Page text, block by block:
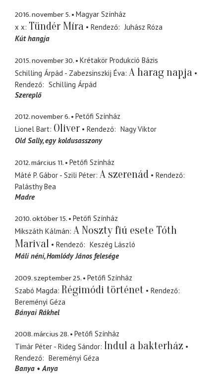
2016. november 5.
Magyar Színház
x x Tündér Míra Rendező
Juhász Róza
Kút hangja
2015. november 30.
Krétakör Produkció Bázis
Schilling Árpád - Zabezsinszkij Éva A harag napja
Rendező
Schilling Árpád
Szereplő
2012. november 6.
Petőfi Színház
Lionel Bart Oliver Rendező
Nagy Viktor
Old Sally egy koldusasszony
2012. március 11.
Petőfi Színház
Máté P. Gábor - Szili Péter A szerenád
Rendező
Palásthy Bea
Madre
2010. október 15.
Petőfi Színház
Mikszáth Kálmán A Noszty fiú esete Tóth
Marival
Rendező
Keszég László
Máli néni Homlódy János felesége
2009. szeptember 25.
Petőfi Színház
Szabó Magda Régimódi történet
Rendező
Bereményi Géza
Bányai Rákhel
2008. március 28.
Petőfi Színház
Tímár Péter - Rideg Sándor Indul a bakterház
Rendező
Bereményi Géza
Banya
Anya